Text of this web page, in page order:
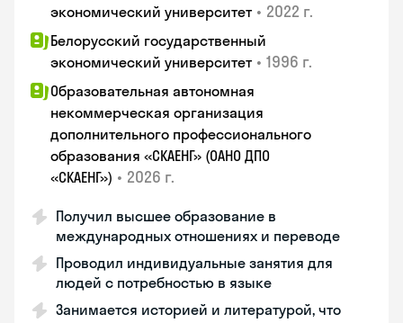
экономический университет • 2022 г.
Белорусский государственный
экономический университет • 1996 г.
Образовательная автономная
некоммерческая организация
дополнительного профессионального
образования «СКАЕНГ» (ОАНО ДПО
«СКАЕНГ») • 2026 г.
Получил высшее образование в
международных отношениях и переводе
Проводил индивидуальные занятия для
людей с потребностью в языке
Занимается историей и литературой, что